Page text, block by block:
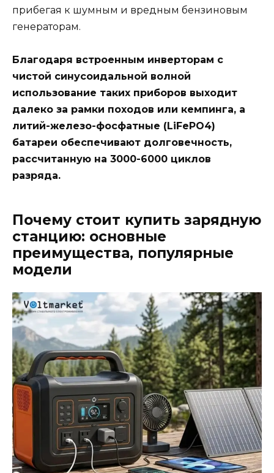
прибегая к шумным и вредным бензиновым
генераторам.
Благодаря встроенным инверторам с
чистой синусоидальной волной
использование таких приборов выходит
далеко за рамки походов или кемпинга, а
литий-железо-фосфатные (LiFePO4)
батареи обеспечивают долговечность,
рассчитанную на 3000-6000 циклов
разряда.
Почему стоит купить зарядную
станцию: основные
преимущества, популярные
модели